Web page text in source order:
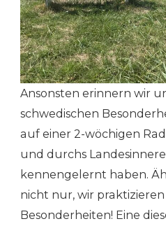
Ansonsten erinnern wir
schwedischen
auf einer 2-wöchigen
und durchs
kennengelernt haben.
nicht nur, wir
Besonderheiten! Eine